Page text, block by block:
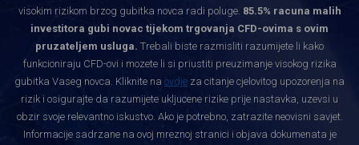
visokim rizikom brzog gubitka novca radi poluge. 85.5% racuna malih
investitora gubi novac tijekom trgovanja CFD-ovima s ovim
pruzateljem usluga. Trebali biste razmisliti razumijete li kako
funkcioniraju CFD-ovi i mozete li si priustiti preuzimanje visokog rizika
gubitka Vaseg novca. Kliknite na ovdje za citanje cjelovitog upozorenja na
rizik i osigurajte da razumijete ukljucene rizike prije nastavka, uzevsi u
obzir svoje relevantno iskustvo. Ako je potrebno, zatrazite neovisni savjet.
Informacije sadrzane na ovoj mreznoj stranici i objava dokumenata je